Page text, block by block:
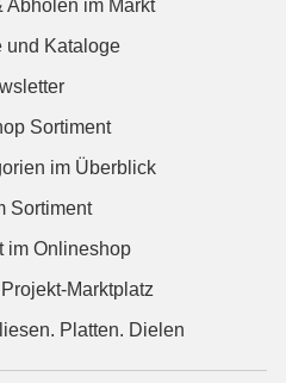
Abholen im Markt
und Kataloge
Sortiment
im Überblick
Sortiment
im Onlineshop
Marktplatz
Platten. Dielen